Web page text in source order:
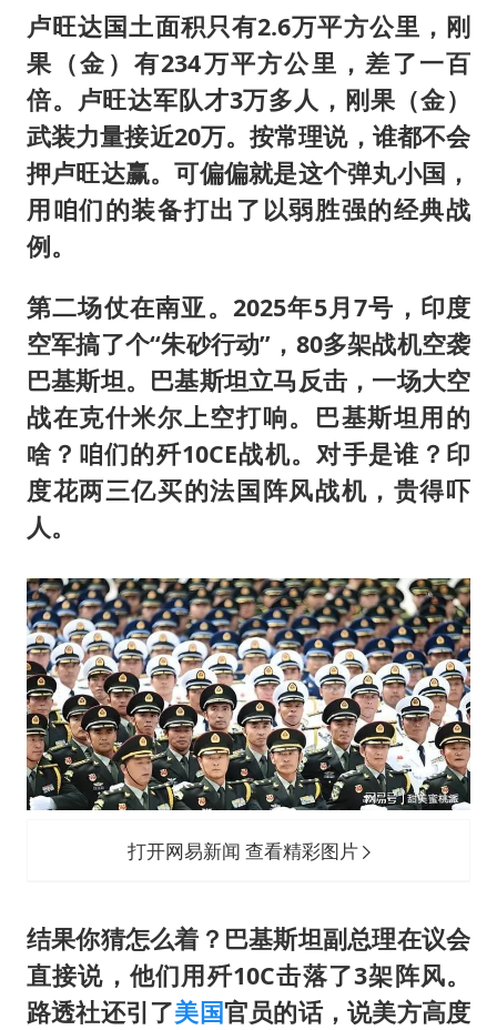
卢旺达国土面积只有2.6万平方公里，刚
果（金）有234万平方公里，差了一百
倍。卢旺达军队才3万多人，刚果（金）
武装力量接近20万。按常理说，谁都不会
押卢旺达赢。可偏偏就是这个弹丸小国，
用咱们的装备打出了以弱胜强的经典战
例。
第二场仗在南亚。2025年5月7号，印度
空军搞了个“朱砂行动”，80多架战机空袭
巴基斯坦。巴基斯坦立马反击，一场大空
战在克什米尔上空打响。巴基斯坦用的
啥？咱们的歼10CE战机。对手是谁？印
度花两三亿买的法国阵风战机，贵得吓
人。
打开网易新闻 查看精彩图片
结果你猜怎么着？巴基斯坦副总理在议会
直接说，他们用歼10C击落了3架阵风。
路透社还引了美国官员的话，说美方高度